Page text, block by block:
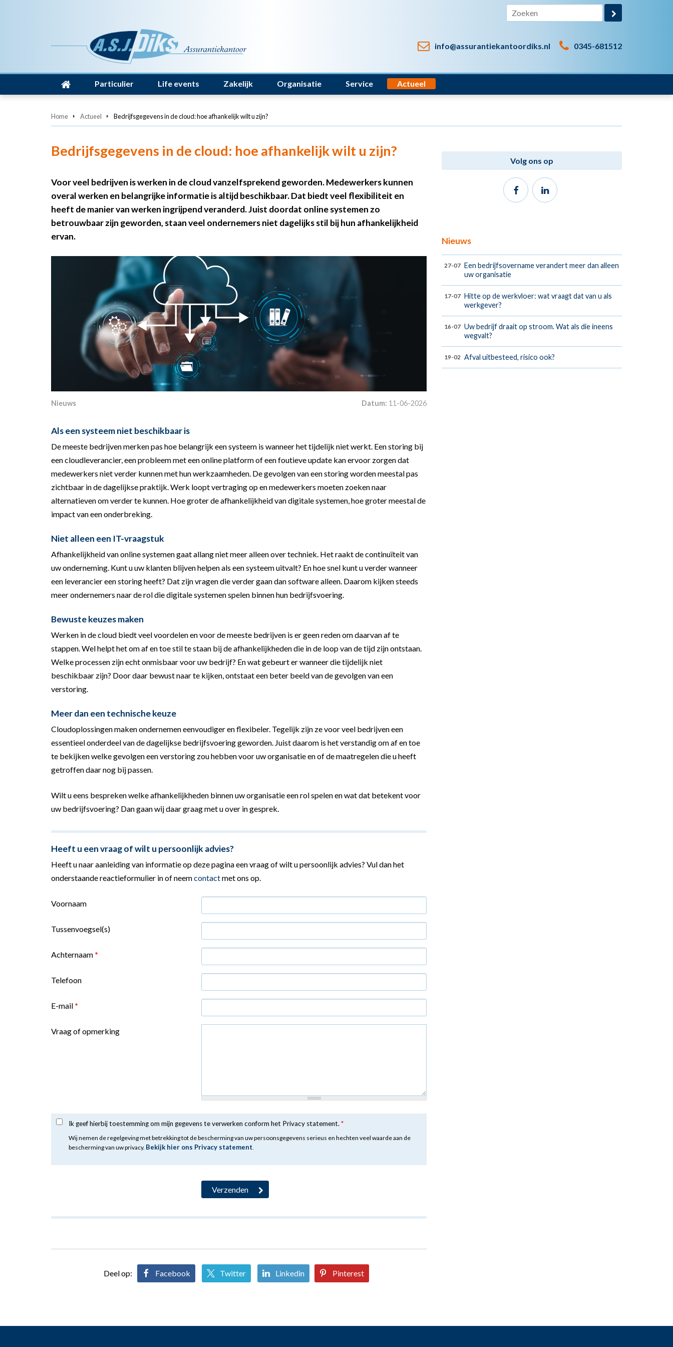
info@assurantiekantoordiks.nl 0345-681512
Particulier Life events Zakelijk Organisatie Service Actueel
Home Actueel Bedrijfsgegevens in de cloud: hoe afhankelijk wilt u zijn?
Bedrijfsgegevens in de cloud: hoe afhankelijk wilt u zijn?
Voor veel bedrijven is werken in de cloud vanzelfsprekend geworden. Medewerkers kunnen
overal werken en belangrijke informatie is altijd beschikbaar. Dat biedt veel flexibiliteit en
heeft de manier van werken ingrijpend veranderd. Juist doordat online systemen zo
betrouwbaar zijn geworden, staan veel ondernemers niet dagelijks stil bij hun afhankelijkheid
ervan.
Nieuws Datum: 11-06-2026
Als een systeem niet beschikbaar is
De meeste bedrijven merken pas hoe belangrijk een systeem is wanneer het tijdelijk niet werkt. Een storing bij
een cloudleverancier, een probleem met een online platform of een foutieve update kan ervoor zorgen dat
medewerkers niet verder kunnen met hun werkzaamheden. De gevolgen van een storing worden meestal pas
zichtbaar in de dagelijkse praktijk. Werk loopt vertraging op en medewerkers moeten zoeken naar
alternatieven om verder te kunnen. Hoe groter de afhankelijkheid van digitale systemen, hoe groter meestal de
impact van een onderbreking.
Niet alleen een IT-vraagstuk
Afhankelijkheid van online systemen gaat allang niet meer alleen over techniek. Het raakt de continuïteit van
uw onderneming. Kunt u uw klanten blijven helpen als een systeem uitvalt? En hoe snel kunt u verder wanneer
een leverancier een storing heeft? Dat zijn vragen die verder gaan dan software alleen. Daarom kijken steeds
meer ondernemers naar de rol die digitale systemen spelen binnen hun bedrijfsvoering.
Bewuste keuzes maken
Werken in de cloud biedt veel voordelen en voor de meeste bedrijven is er geen reden om daarvan af te
stappen. Wel helpt het om af en toe stil te staan bij de afhankelijkheden die in de loop van de tijd zijn ontstaan.
Welke processen zijn echt onmisbaar voor uw bedrijf? En wat gebeurt er wanneer die tijdelijk niet
beschikbaar zijn? Door daar bewust naar te kijken, ontstaat een beter beeld van de gevolgen van een
verstoring.
Meer dan een technische keuze
Cloudoplossingen maken ondernemen eenvoudiger en flexibeler. Tegelijk zijn ze voor veel bedrijven een
essentieel onderdeel van de dagelijkse bedrijfsvoering geworden. Juist daarom is het verstandig om af en toe
te bekijken welke gevolgen een verstoring zou hebben voor uw organisatie en of de maatregelen die u heeft
getroffen daar nog bij passen.
Wilt u eens bespreken welke afhankelijkheden binnen uw organisatie een rol spelen en wat dat betekent voor
uw bedrijfsvoering? Dan gaan wij daar graag met u over in gesprek.
Heeft u een vraag of wilt u persoonlijk advies?
Heeft u naar aanleiding van informatie op deze pagina een vraag of wilt u persoonlijk advies? Vul dan het
onderstaande reactieformulier in of neemcontactmet ons op.
Voornaam
Tussenvoegsel(s)
Achternaam *
Telefoon
E-mail *
Vraag of opmerking
Ik geef hierbij toestemming om mijn gegevens te verwerken conform het Privacy statement.*
Wij nemen de regelgeving met betrekking tot de bescherming van uw persoonsgegevens serieus en hechten veel waarde aan de
bescherming van uw privacy. Bekijk hier ons Privacy statement
Deel op: Facebook Twitter Linkedin Pinterest
Volg ons op
Nieuws
27-07 Een bedrijfsovername verandert meer dan alleen
uw organisatie
17-07 Hitte op de werkvloer: wat vraagt dat van u als
werkgever?
16-07 Uw bedrijf draait op stroom. Wat als die ineens
wegvalt?
19-02 Afval uitbesteed, risico ook?